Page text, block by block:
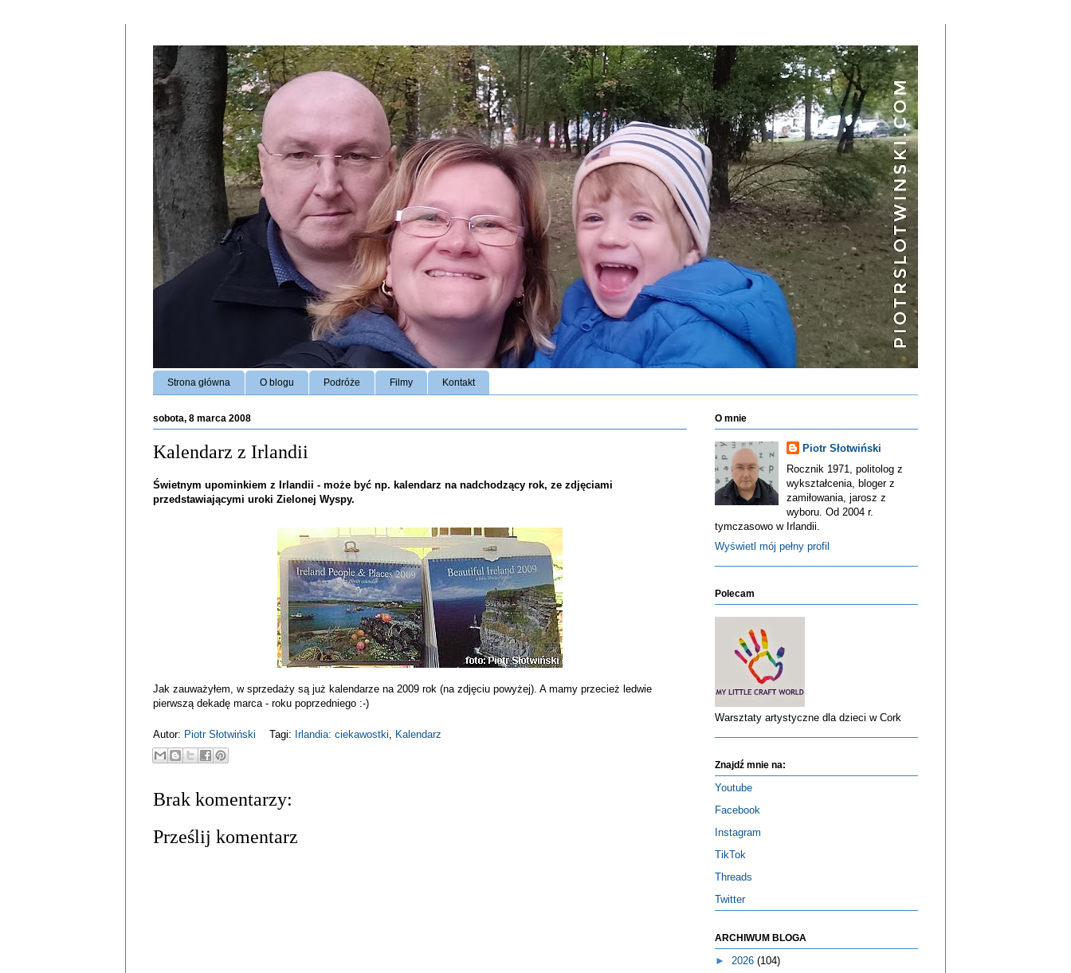
Strona główna O blogu Podróże Filmy Kontakt
sobota, 8 marca 2008
Kalendarz z Irlandii
Świetnym upominkiem z Irlandii - może być np. kalendarz na nadchodzący rok, ze zdjęciami
przedstawiającymi uroki Zielonej Wyspy.
Jak zauważyłem, w sprzedaży są już kalendarze na 2009 rok (na zdjęciu powyżej). A mamy przecież ledwie
pierwszą dekadę marca - roku poprzedniego :-)
Autor: Piotr Słotwiński Tagi: Irlandia: ciekawostki Kalendarz
Brak komentarzy:
Prześlij komentarz
O mnie
Piotr Słotwiński
Rocznik 1971, politolog z
wykształcenia, bloger z
zamiłowania, jarosz z
wyboru. Od 2004 r.
tymczasowo w Irlandii.
Wyświetl mój pełny profil
Polecam
Warsztaty artystyczne dla dzieci w Cork
Znajdź mnie na:
Youtube
Facebook
Instagram
TikTok
Threads
Twitter
ARCHIWUM BLOGA
► 2026 (104)